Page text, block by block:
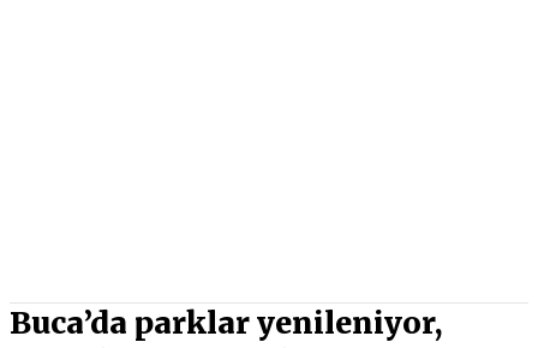
Buca’da parklar yenileniyor,